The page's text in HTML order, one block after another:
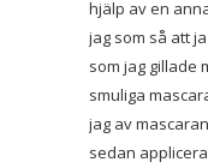
hjälp av en
jag som så att
som jag gillade
smuliga
jag av
sedan